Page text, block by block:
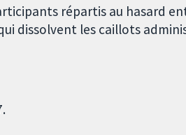
répartis au hasard
dissolvent les caillots